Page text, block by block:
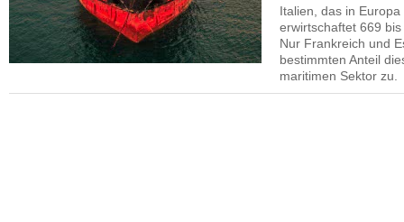
Italien, das in
erwirtschaftet 669
Nur Frankreich und
bestimmten Anteil
maritimen Sektor zu.